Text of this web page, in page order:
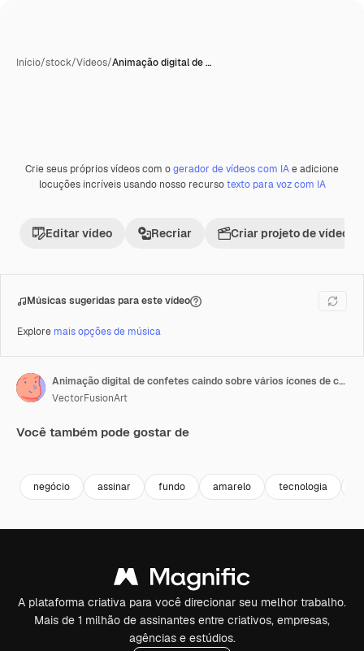
Início/stock/Vídeos/Animação digital de …
PremiumGerada com IA
Crie seus próprios vídeos com ogerador de vídeos com IAe adicione
locuções incríveis usando nosso recursotexto para voz com IA
Editar vídeo Recriar Criar projeto de vídeo
Músicas sugeridas para este vídeo
Explore mais opções de música
Animação digital de confetes caindo sobre vários ícones de conceito de negócios em fundo amarelo.
VectorFusionArt
Você também pode gostar de
negócio assinar fundo amarelo tecnologia
A plataforma criativa para você direcionar seu melhor trabalho.
Mais de 1 milhão de assinantes entre criativos, empresas,
agências e estúdios.